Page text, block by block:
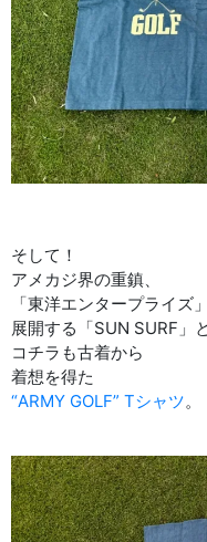
そして！
アメカジ界の重鎮、
「東洋エンタープライズ
展開する「SUN SURF」
コチラも古着から
着想を得た
“ARMY GOLF” Tシャツ。